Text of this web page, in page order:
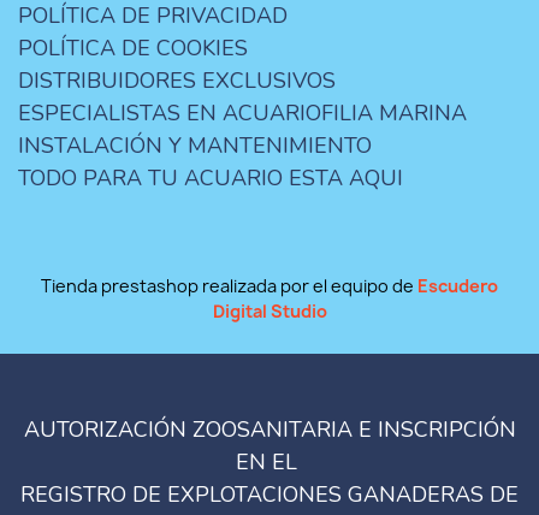
POLÍTICA DE PRIVACIDAD
POLÍTICA DE COOKIES
DISTRIBUIDORES EXCLUSIVOS
ESPECIALISTAS EN ACUARIOFILIA MARINA
INSTALACIÓN Y MANTENIMIENTO
TODO PARA TU ACUARIO ESTA AQUI
Tienda prestashop realizada por el equipo de Escudero
Digital Studio
AUTORIZACIÓN ZOOSANITARIA E INSCRIPCIÓN
EN EL
REGISTRO DE EXPLOTACIONES GANADERAS DE